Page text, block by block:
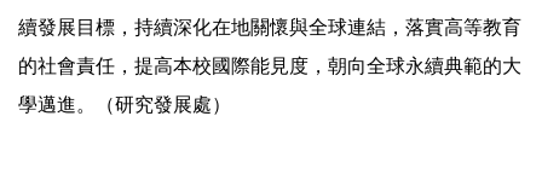
續發展目標，持續深化在地關懷與全球連結，落實高等教育
的社會責任，提高本校國際能見度，朝向全球永續典範的大
學邁進。（研究發展處）